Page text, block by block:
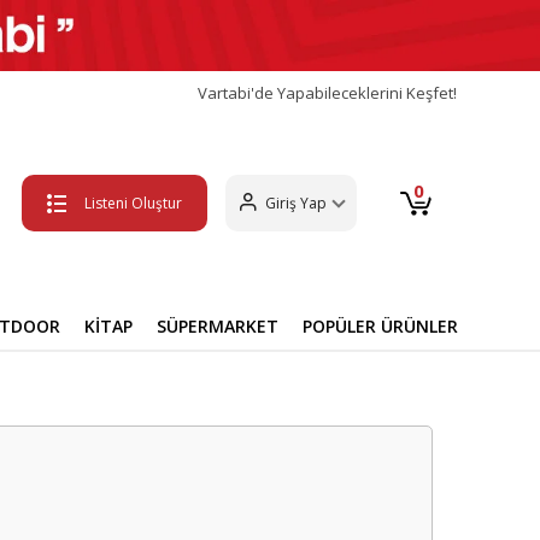
Vartabi'de Yapabileceklerini Keşfet!
Listeni Oluştur Giriş Yap 0
KİTAP SÜPERMARKET POPÜLER ÜRÜNLER